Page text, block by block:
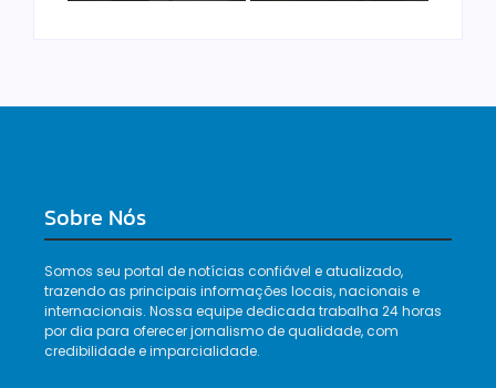
Sobre Nós
Somos seu portal de notícias confiável e atualizado,
trazendo as principais informações locais, nacionais e
internacionais. Nossa equipe dedicada trabalha 24 horas
por dia para oferecer jornalismo de qualidade, com
credibilidade e imparcialidade.